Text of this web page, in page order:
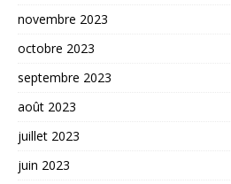
novembre 2023
octobre 2023
septembre 2023
août 2023
juillet 2023
juin 2023